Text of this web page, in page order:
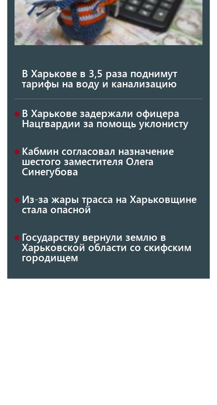
В Харькове в 3,5 раза поднимут
тарифы на воду и канализацию
В Харькове задержали офицера
Нацгвардии за помощь уклонисту
Кабмин согласовал назначение
шестого заместителя Олега
Синегубова
Из-за жары трасса на Харьковщине
стала опасной
Государству вернули землю в
Харьковской области со скифским
городищем